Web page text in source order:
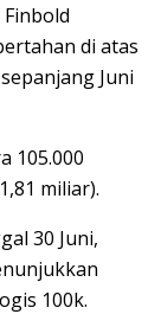
di atas
Juni
105.000
miliar).
30 Juni,
100k.